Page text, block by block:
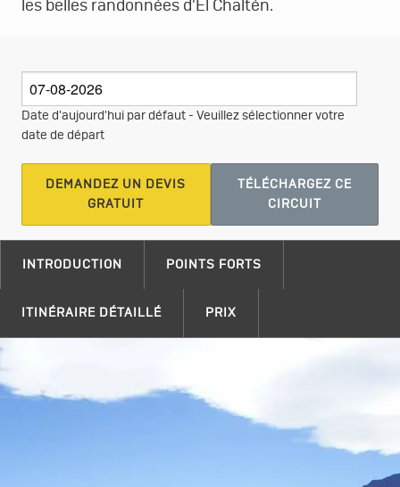
les belles randonnées d'El Chaltén.
Date d'aujourd'hui par défaut - Veuillez sélectionner votre
date de départ
DEMANDEZ UN DEVIS
GRATUIT
TÉLÉCHARGEZ CE
CIRCUIT
INTRODUCTION POINTS FORTS
ITINÉRAIRE DÉTAILLÉ PRIX